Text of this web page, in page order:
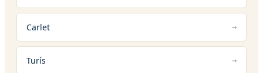
Carlet
Turís